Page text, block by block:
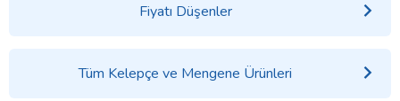
Fiyatı Düşenler
Tüm Kelepçe ve Mengene Ürünleri